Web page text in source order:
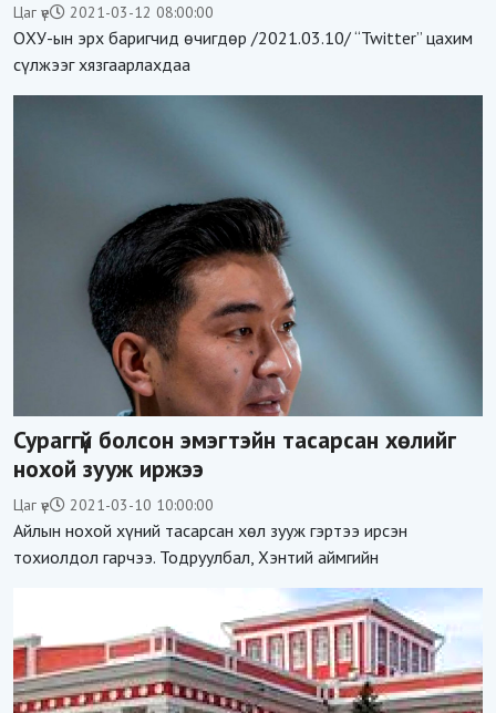
Цаг үе 2021-03-12 08:00:00
ОХУ-ын эрх баригчид өчигдөр /2021.03.10/ “Twitter” цахим
сүлжээг хязгаарлахдаа
Сураггүй болсон эмэгтэйн тасарсан хөлийг
нохой зууж иржээ
Цаг үе 2021-03-10 10:00:00
Айлын нохой хүний тасарсан хөл зууж гэртээ ирсэн
тохиолдол гарчээ. Тодруулбал, Хэнтий аймгийн